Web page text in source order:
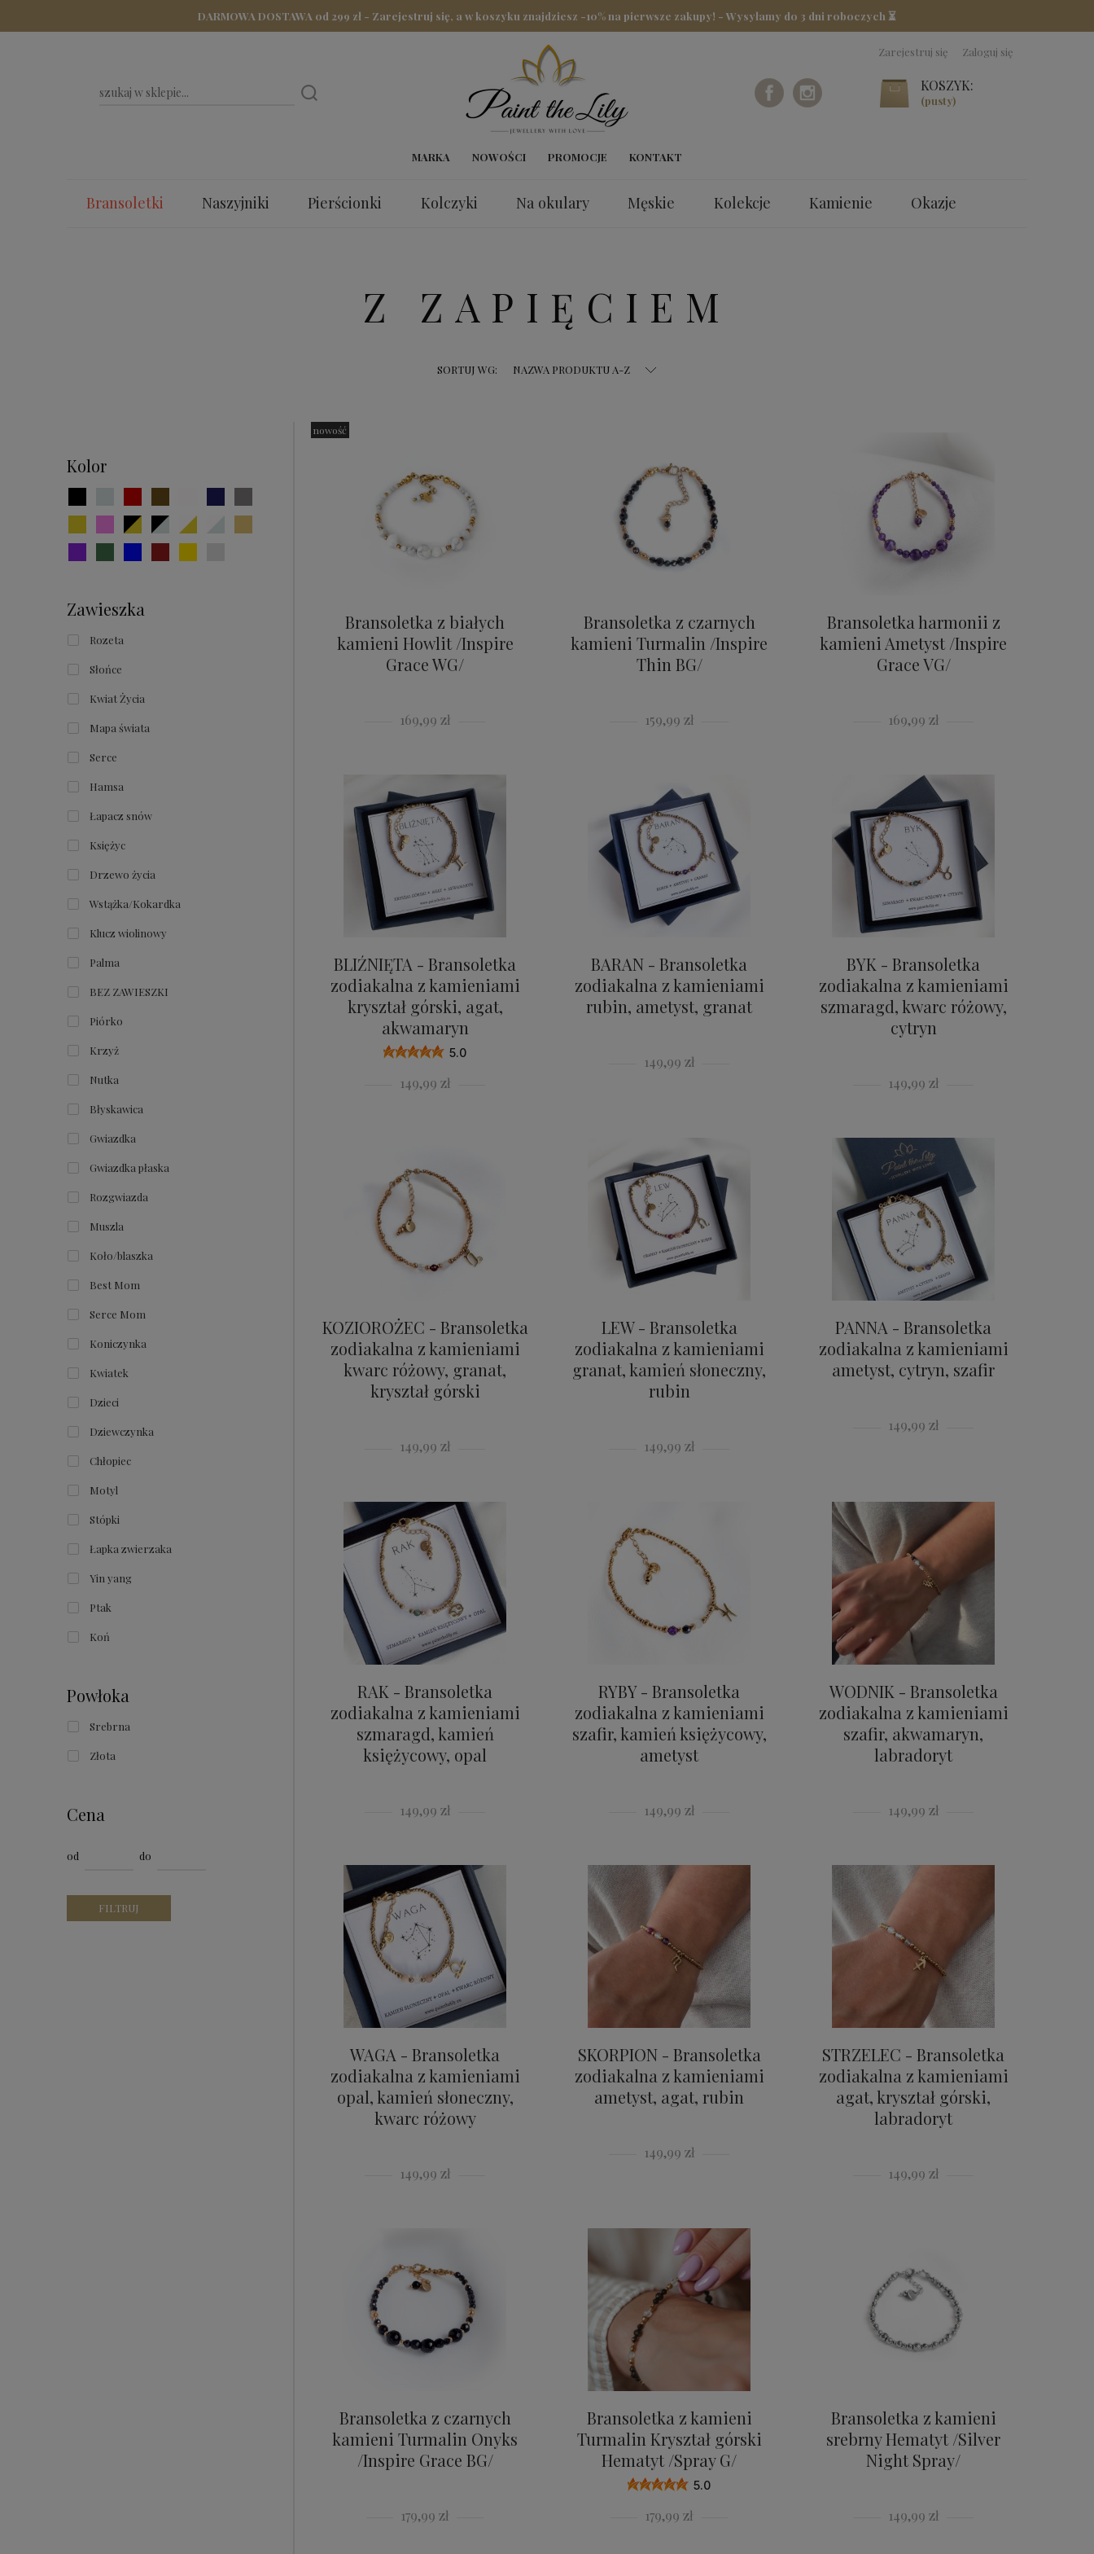
DARMOWA DOSTAWA od 299 zł - Zarejestruj się, a w koszyku znajdziesz -10% na pierwsze zakupy! - Wysyłamy do 3 dni roboczych ⏳
Zarejestruj się Zaloguj się
KOSZYK:
(pusty)
MARKA NOWOŚCI PROMOCJE KONTAKT
Bransoletki Naszyjniki Pierścionki Kolczyki Na okulary Męskie Kolekcje Kamienie
Okazje
Z ZAPIĘCIEM
SORTUJ WG: NAZWA PRODUKTU A-Z
Kolor
Zawieszka
Rozeta
Słońce
Kwiat Życia
Mapa świata
Serce
Hamsa
Łapacz snów
Księżyc
Drzewo życia
Wstążka/Kokardka
Klucz wiolinowy
Palma
BEZ ZAWIESZKI
Piórko
Krzyż
Nutka
Błyskawica
Gwiazdka
Gwiazdka płaska
Rozgwiazda
Muszla
Koło/blaszka
Best Mom
Serce Mom
Koniczynka
Kwiatek
Dzieci
Dziewczynka
Chłopiec
Motyl
Stópki
Łapka zwierzaka
Yin yang
Ptak
Koń
Powłoka
Srebrna
Złota
Cena
od do
FILTRUJ
Bransoletka z białych
kamieni Howlit /Inspire
Grace WG/
169,99 zł
nowość
Bransoletka z czarnych
kamieni Turmalin /Inspire
Thin BG/
159,99 zł
Bransoletka harmonii z
kamieni Ametyst /Inspire
Grace VG/
169,99 zł
BLIŹNIĘTA - Bransoletka
zodiakalna z kamieniami
kryształ górski, agat,
akwamaryn
5.0
149,99 zł
BARAN - Bransoletka
zodiakalna z kamieniami
rubin, ametyst, granat
149,99 zł
BYK - Bransoletka
zodiakalna z kamieniami
szmaragd, kwarc różowy,
cytryn
149,99 zł
KOZIOROŻEC - Bransoletka
zodiakalna z kamieniami
kwarc różowy, granat,
kryształ górski
149,99 zł
LEW - Bransoletka
zodiakalna z kamieniami
granat, kamień słoneczny,
rubin
149,99 zł
PANNA - Bransoletka
zodiakalna z kamieniami
ametyst, cytryn, szafir
149,99 zł
RAK - Bransoletka
zodiakalna z kamieniami
szmaragd, kamień
księżycowy, opal
149,99 zł
RYBY - Bransoletka
zodiakalna z kamieniami
szafir, kamień księżycowy,
ametyst
149,99 zł
WODNIK - Bransoletka
zodiakalna z kamieniami
szafir, akwamaryn,
labradoryt
149,99 zł
WAGA - Bransoletka
zodiakalna z kamieniami
opal, kamień słoneczny,
kwarc różowy
149,99 zł
SKORPION - Bransoletka
zodiakalna z kamieniami
ametyst, agat, rubin
149,99 zł
STRZELEC - Bransoletka
zodiakalna z kamieniami
agat, kryształ górski,
labradoryt
149,99 zł
Bransoletka z czarnych
kamieni Turmalin Onyks
/Inspire Grace BG/
179,99 zł
Bransoletka z kamieni
Turmalin Kryształ górski
Hematyt /Spray G/
5.0
179,99 zł
Bransoletka z kamieni
srebrny Hematyt /Silver
Night Spray/
149,99 zł